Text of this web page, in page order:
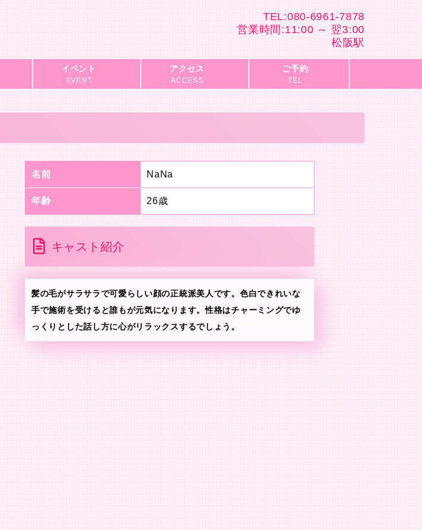
TEL:080-6961-7878
営業時間:11:00 ～ 翌3:00
松阪駅
イベント
EVENT
アクセス
ACCESS
ご予約
TEL
名前 NaNa
年齢 26歳
キャスト紹介
髪の毛がサラサラで可愛らしい顔の正統派美人です。色白できれいな
手で施術を受けると誰もが元気になります。性格はチャーミングでゆ
っくりとした話し方に心がリラックスするでしょう。